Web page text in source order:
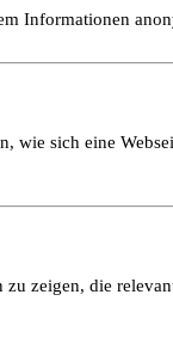
Informationen
sich eine
zeigen, die